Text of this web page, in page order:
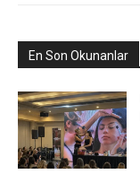
En Son Okunanlar